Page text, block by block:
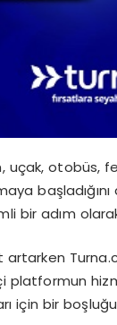
uçak, otobüs,
bir adım olarak
platformun
için bir